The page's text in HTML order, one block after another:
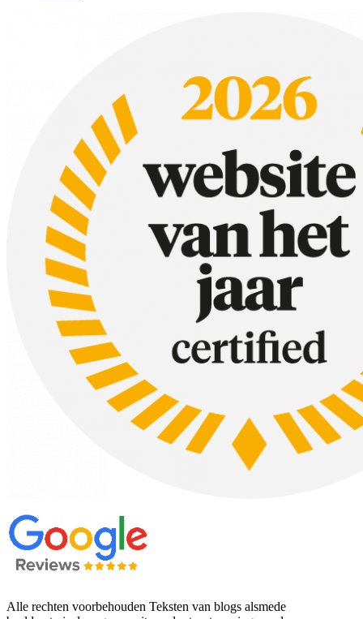
Alle rechten voorbehouden Teksten van blogs alsmede